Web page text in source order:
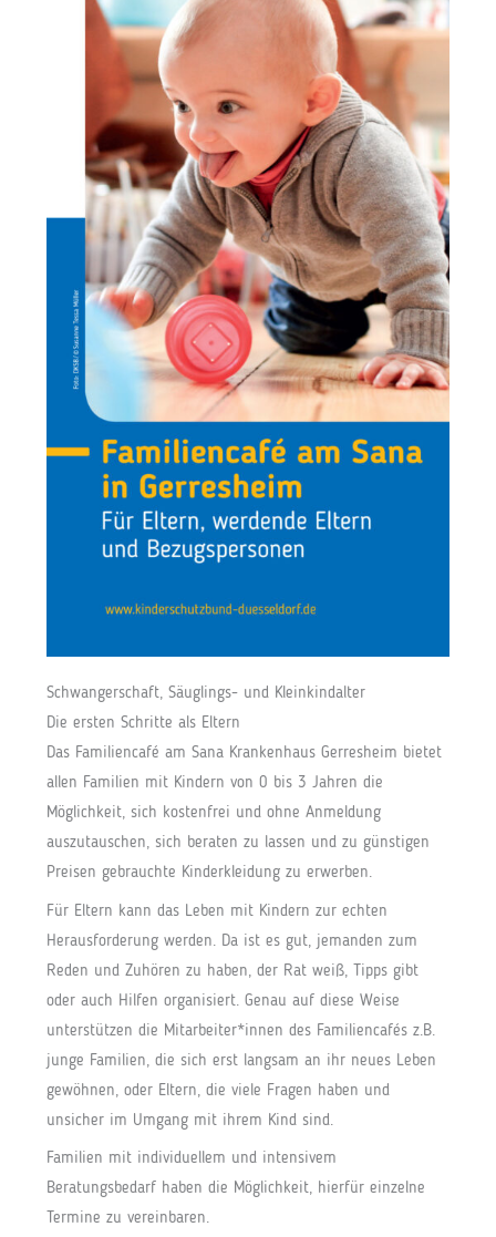
Schwangerschaft, Säuglings- und Kleinkindalter
Die ersten Schritte als Eltern
Das Familiencafé am Sana Krankenhaus Gerresheim bietet
allen Familien mit Kindern von 0 bis 3 Jahren die
Möglichkeit, sich kostenfrei und ohne Anmeldung
auszutauschen, sich beraten zu lassen und zu günstigen
Preisen gebrauchte Kinderkleidung zu erwerben.
Für Eltern kann das Leben mit Kindern zur echten
Herausforderung werden. Da ist es gut, jemanden zum
Reden und Zuhören zu haben, der Rat weiß, Tipps gibt
oder auch Hilfen organisiert. Genau auf diese Weise
unterstützen die Mitarbeiter*innen des Familiencafés z.B.
junge Familien, die sich erst langsam an ihr neues Leben
gewöhnen, oder Eltern, die viele Fragen haben und
unsicher im Umgang mit ihrem Kind sind.
Familien mit individuellem und intensivem
Beratungsbedarf haben die Möglichkeit, hierfür einzelne
Termine zu vereinbaren.